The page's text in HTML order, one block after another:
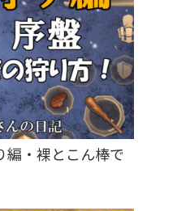
編・裸とこん棒で